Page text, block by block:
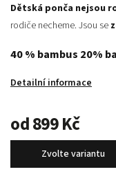
Dětská ponča nejsou
rodiče necheme. Jsou se
40 % bambus 20%
Detailní informace
od899 Kč
Zvolte variantu